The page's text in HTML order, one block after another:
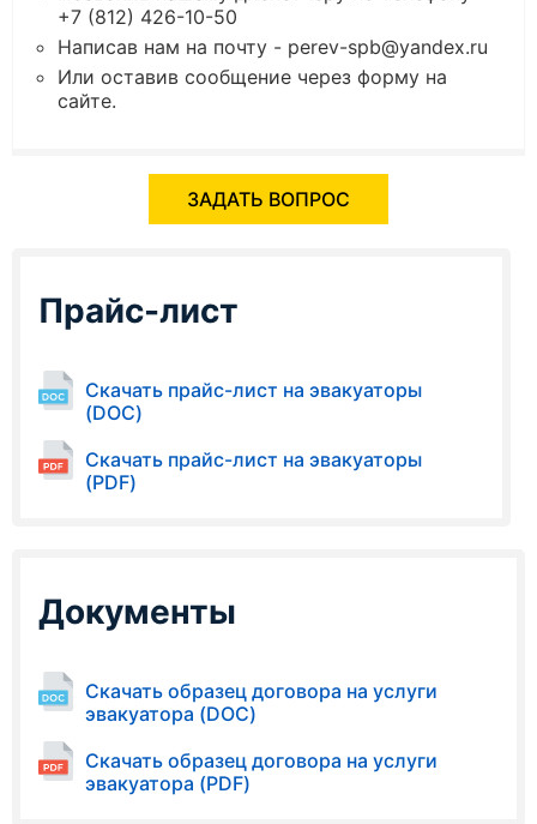
+7 (812) 426-10-50
Написав нам на почту - perev-spb@yandex.ru
Или оставив сообщение через форму на
сайте.
ЗАДАТЬ ВОПРОС
Прайс-лист
Скачать прайс-лист на эвакуаторы
(DOC)
Скачать прайс-лист на эвакуаторы
(PDF)
Документы
Скачать образец договора на услуги
эвакуатора (DOC)
Скачать образец договора на услуги
эвакуатора (PDF)